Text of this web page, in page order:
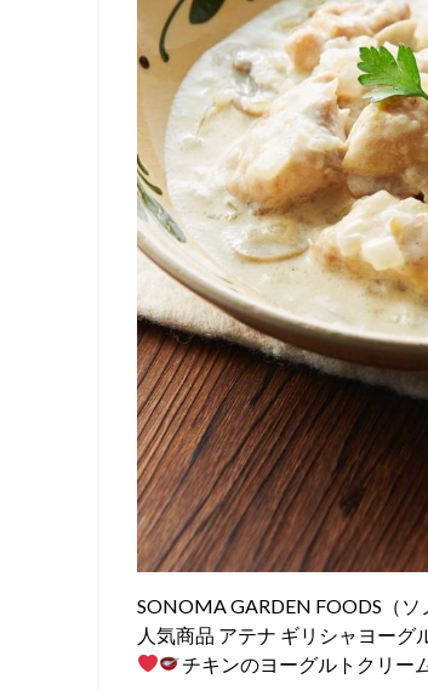
SONOMA GARDEN FOODS（
人気商品 アテナ ギリシャヨーグ
チキンのヨーグルトクリー